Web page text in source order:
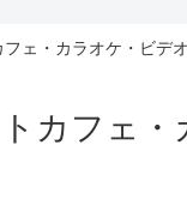
ェ・カラオケ・ビデ
カフェ